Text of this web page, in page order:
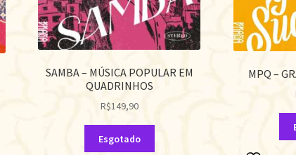
SAMBA – MÚSICA POPULAR EM
QUADRINHOS
R$149,90
Esgotado
MPQ –